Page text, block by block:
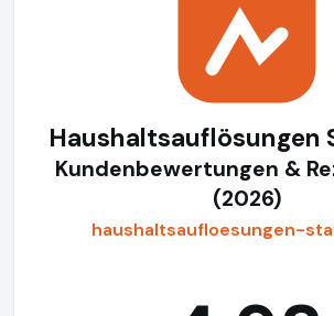
Haushaltsauflösungen
Kundenbewertungen &
(2026)
haushaltsaufloesungen-